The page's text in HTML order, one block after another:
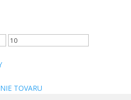
Maximálna
TOVARU